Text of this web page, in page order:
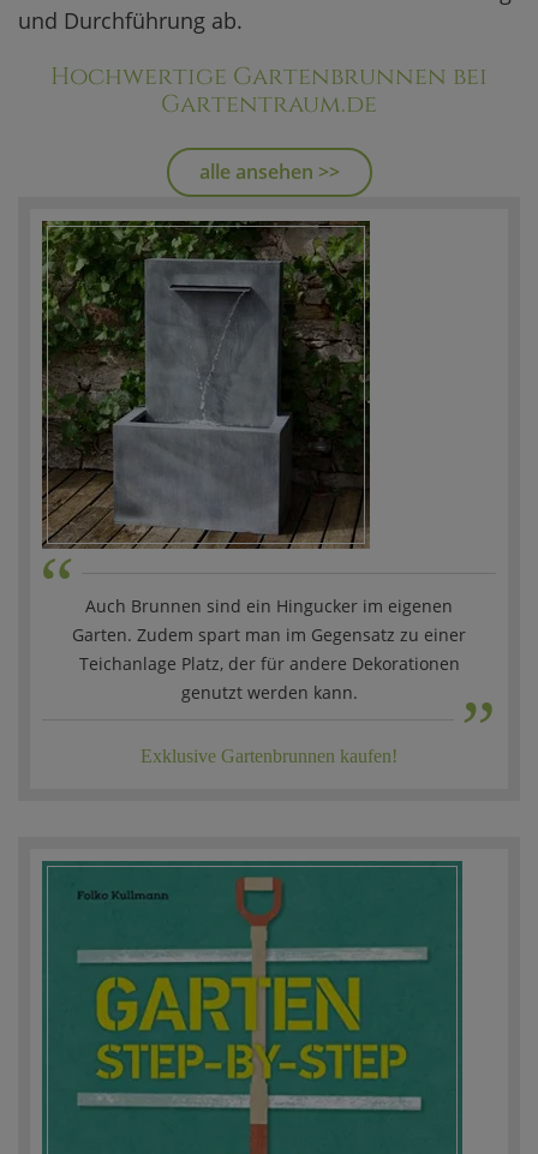
und Durchführung ab.
Hochwertige Gartenbrunnen bei
Gartentraum.de
alle ansehen >>
“
Auch Brunnen sind ein Hingucker im eigenen
Garten. Zudem spart man im Gegensatz zu einer
Teichanlage Platz, der für andere Dekorationen
genutzt werden kann.
„
Exklusive Gartenbrunnen kaufen!